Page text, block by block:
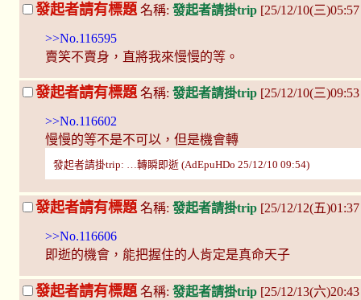
發起者請有標題 名稱: 發起者請掛trip [25/12/10(三
>>No.116595
賣笑不賣身，直將我來慢慢的等。
發起者請有標題 名稱: 發起者請掛trip [25/12/10(三
>>No.116602
慢慢的等不是不可以，但是機會轉
發起者請掛trip: …轉瞬即逝 (AdEpuHDo 25/12/10 09:54)
發起者請有標題 名稱: 發起者請掛trip [25/12/12(五
>>No.116606
即逝的機會，能把握住的人肯定是真命天子
發起者請有標題 名稱: 發起者請掛trip [25/12/13(六